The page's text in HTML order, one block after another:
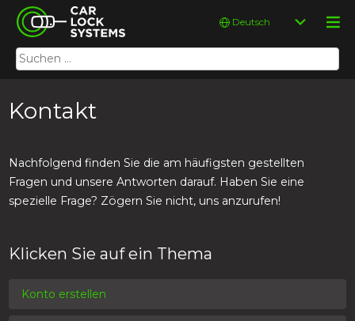
Skip
content
Car Lock Systems
Car Lock Systems
Suchen
nach:
Sprache
Kontakt
Nachfolgend finden Sie die am häufigsten gestellten
Fragen und unsere Antworten darauf. Haben Sie eine
spezielle Frage? Zögern Sie nicht, uns anzurufen!
Klicken Sie auf ein Thema
Konto erstellen